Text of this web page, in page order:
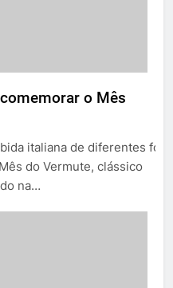
o Mês
italiana de diferentes
do Vermute, clássico
na…